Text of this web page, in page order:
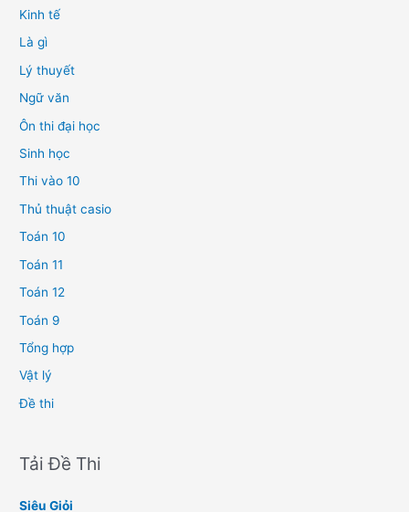
Kinh tế
Là gì
Lý thuyết
Ngữ văn
Ôn thi đại học
Sinh học
Thi vào 10
Thủ thuật casio
Toán 10
Toán 11
Toán 12
Toán 9
Tổng hợp
Vật lý
Đề thi
Tải Đề Thi
Siêu Giỏi